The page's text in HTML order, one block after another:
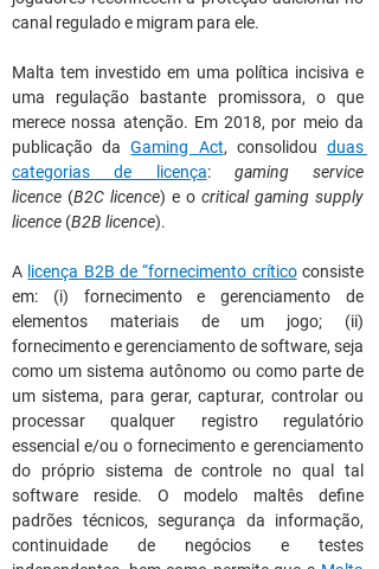
canal regulado e migram para ele.
Malta tem investido em uma política incisiva e
uma regulação bastante promissora, o que
merece nossa atenção. Em 2018, por meio da
publicação da Gaming Act, consolidou duas
categorias de licença: gaming service
licence (B2C licence) e o critical gaming supply
licence (B2B licence).
A licença B2B de “fornecimento crítico consiste
em: (i) fornecimento e gerenciamento de
elementos materiais de um jogo; (ii)
fornecimento e gerenciamento de software, seja
como um sistema autônomo ou como parte de
um sistema, para gerar, capturar, controlar ou
processar qualquer registro regulatório
essencial e/ou o fornecimento e gerenciamento
do próprio sistema de controle no qual tal
software reside. O modelo maltês define
padrões técnicos, segurança da informação,
continuidade de negócios e testes